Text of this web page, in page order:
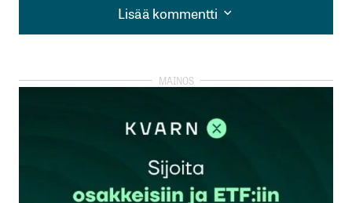
Lisää kommentti
Lisää kommentti
kirjautua
rekisteröityä